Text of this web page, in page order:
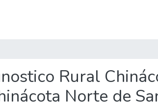
Rural
Norte de